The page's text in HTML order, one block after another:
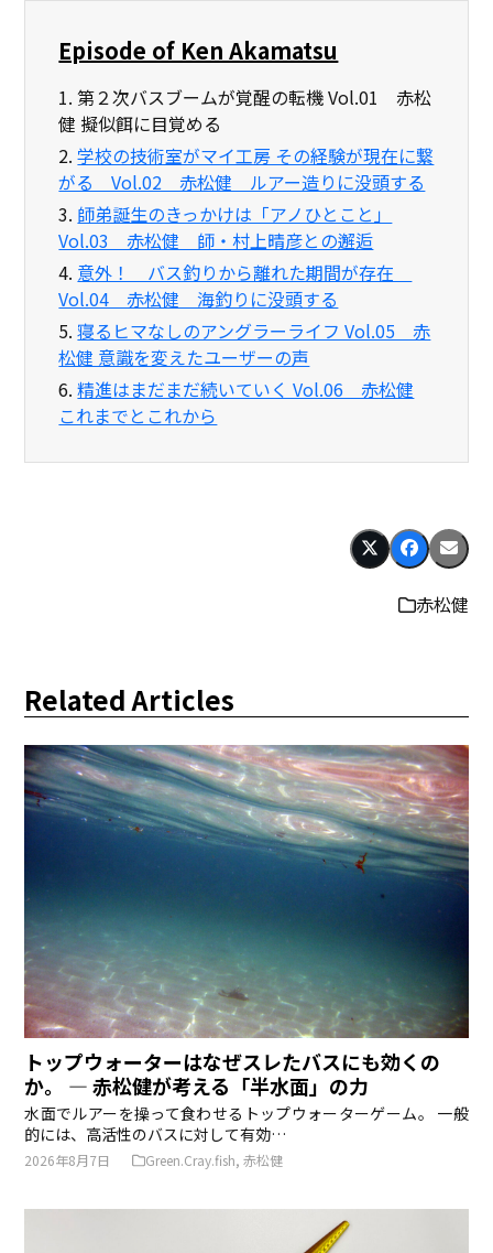
Episode of Ken Akamatsu
1. 第２次バスブームが覚醒の転機 Vol.01 赤松
健 擬似餌に目覚める
2. 学校の技術室がマイ工房 その経験が現在に繋
がる Vol.02 赤松健 ルアー造りに没頭する
3. 師弟誕生のきっかけは「アノひとこと」
Vol.03 赤松健 師・村上晴彦との邂逅
4. 意外！ バス釣りから離れた期間が存在
Vol.04 赤松健 海釣りに没頭する
5. 寝るヒマなしのアングラーライフ Vol.05 赤
松健 意識を変えたユーザーの声
6. 精進はまだまだ続いていく Vol.06 赤松健
これまでとこれから
赤松健
Related Articles
トップウォーターはなぜスレたバスにも効くの
か。 ― 赤松健が考える「半水面」の力
水面でルアーを操って食わせるトップウォーターゲーム。 一般
的には、高活性のバスに対して有効…
2026年8月7日 Green.Cray.fish,赤松健